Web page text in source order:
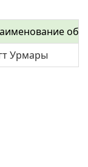
Урмары